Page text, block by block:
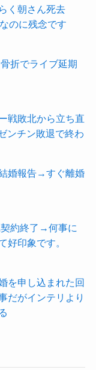
く朝さん死去
のに残念です
折でライブ延期
戦敗北から立ち直
ンチン敗退で終わ
婚報告→すぐ離婚
約終了→何事に
好印象です。
を申し込まれた回
だがインテリより